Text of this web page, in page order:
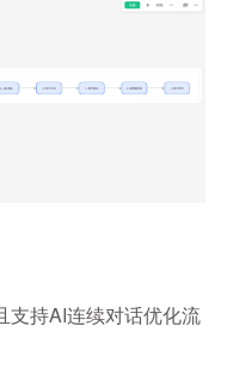
支持AI连续对话优化流